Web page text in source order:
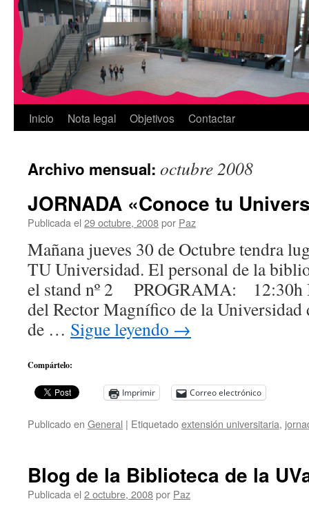
Inicio Nota legal Objetivos Contactar
Archivo mensual: octubre 2008
JORNADA «Conoce tu
Publicada el 29 octubre, 2008por Paz
Mañana jueves 30 de Octubre tendra
TU Universidad. El personal de la
el stand nº 2 PROGRAMA: 12:30h
del Rector Magnífico de la
de … Sigue leyendo →
Compártelo:
Imprimir Correo electrónico
Publicado en General | Etiquetadoextensión universitaria,
Blog de la Biblioteca de la
Publicada el 2 octubre, 2008por Paz